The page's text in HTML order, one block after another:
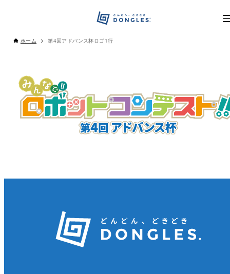
ホーム 第4回アドバンス杯ロゴ1行